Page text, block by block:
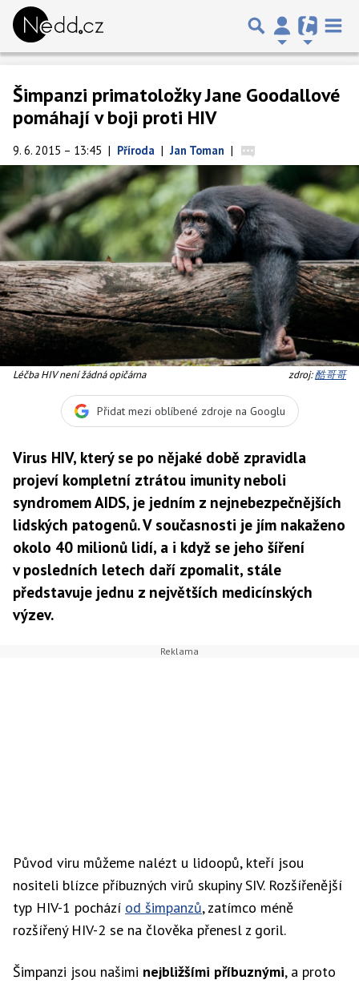
Šimpanzi primatoložky Jane Goodallové
pomáhají v boji proti HIV
9. 6. 2015 – 13:45 | Příroda | Jan Toman |
Léčba HIV není žádná opičárna zdroj:酷哥哥
Přidat mezi oblíbené zdroje na Googlu
Virus HIV, který se po nějaké době zpravidla
projeví kompletní ztrátou imunity neboli
syndromem AIDS, je jedním z nejnebezpečnějších
lidských patogenů. V současnosti je jím nakaženo
okolo 40 milionů lidí, a i když se jeho šíření
v posledních letech daří zpomalit, stále
představuje jednu z největších medicínských
výzev.
Původ viru můžeme nalézt u lidoopů, kteří jsou
nositeli blízce příbuzných virů skupiny SIV. Rozšířenější
typ HIV-1 pochází od šimpanzů, zatímco méně
rozšířený HIV-2 se na člověka přenesl z goril.
Šimpanzi jsou našimi nejbližšími příbuznými, a proto